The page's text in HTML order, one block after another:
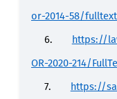
or-2014-58/
6.
https://
OR-2020-214/
7.
https://